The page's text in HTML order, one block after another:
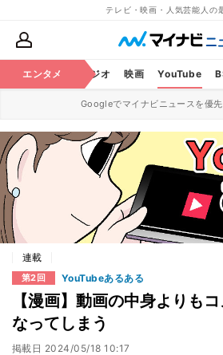
テレビ・映画・人気芸能人の
エンタメ
テレビ ラジオ 映画 YouTube
Googleでマイナビニュースを優
連載
第2回 YouTubeあるある
【漫画】動画の中身よりも
なってしまう
掲載日 2024/05/18 10:17